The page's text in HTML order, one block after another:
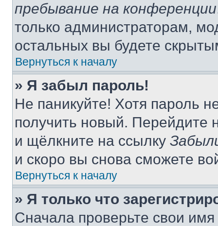
пребывание на конференции
только администраторам,
остальных вы будете
Вернуться к началу
» Я забыл пароль!
Не паникуйте! Хотя пароль
получить новый. Перейдите
и щёлкните на ссылку
и скоро вы снова сможете
Вернуться к началу
» Я только что
Сначала проверьте свои